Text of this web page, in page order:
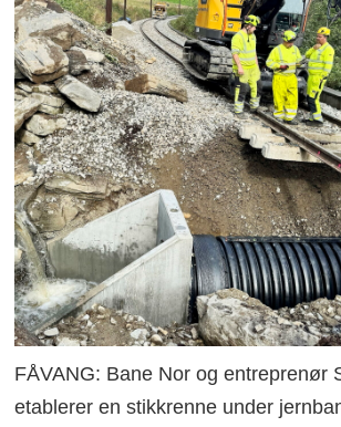
FÅVANG: Bane Nor og entreprenør
etablerer en stikkrenne under